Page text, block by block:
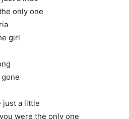
only one
girl
gone
just a little
were the only one